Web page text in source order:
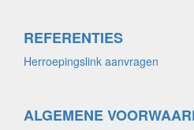
REFERENTIES
Herroepingslink aanvragen
ALGEMENE